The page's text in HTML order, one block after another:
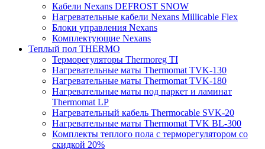
Кабели Nexans DEFROST SNOW
Нагревательные кабели Nexans Millicable Flex
Блоки управления Nexans
Комплектующие Nexans
Теплый пол THERMO
Терморегуляторы Thermoreg TI
Нагревательные маты Thermomat TVK-130
Нагревательные маты Thermomat TVK-180
Нагревательные маты под паркет и ламинат
Thermomat LP
Нагревательный кабель Thermocable SVK-20
Нагревательные маты Thermomat TVK BL-300
Комплекты теплого пола с терморегулятором со
скидкой 20%